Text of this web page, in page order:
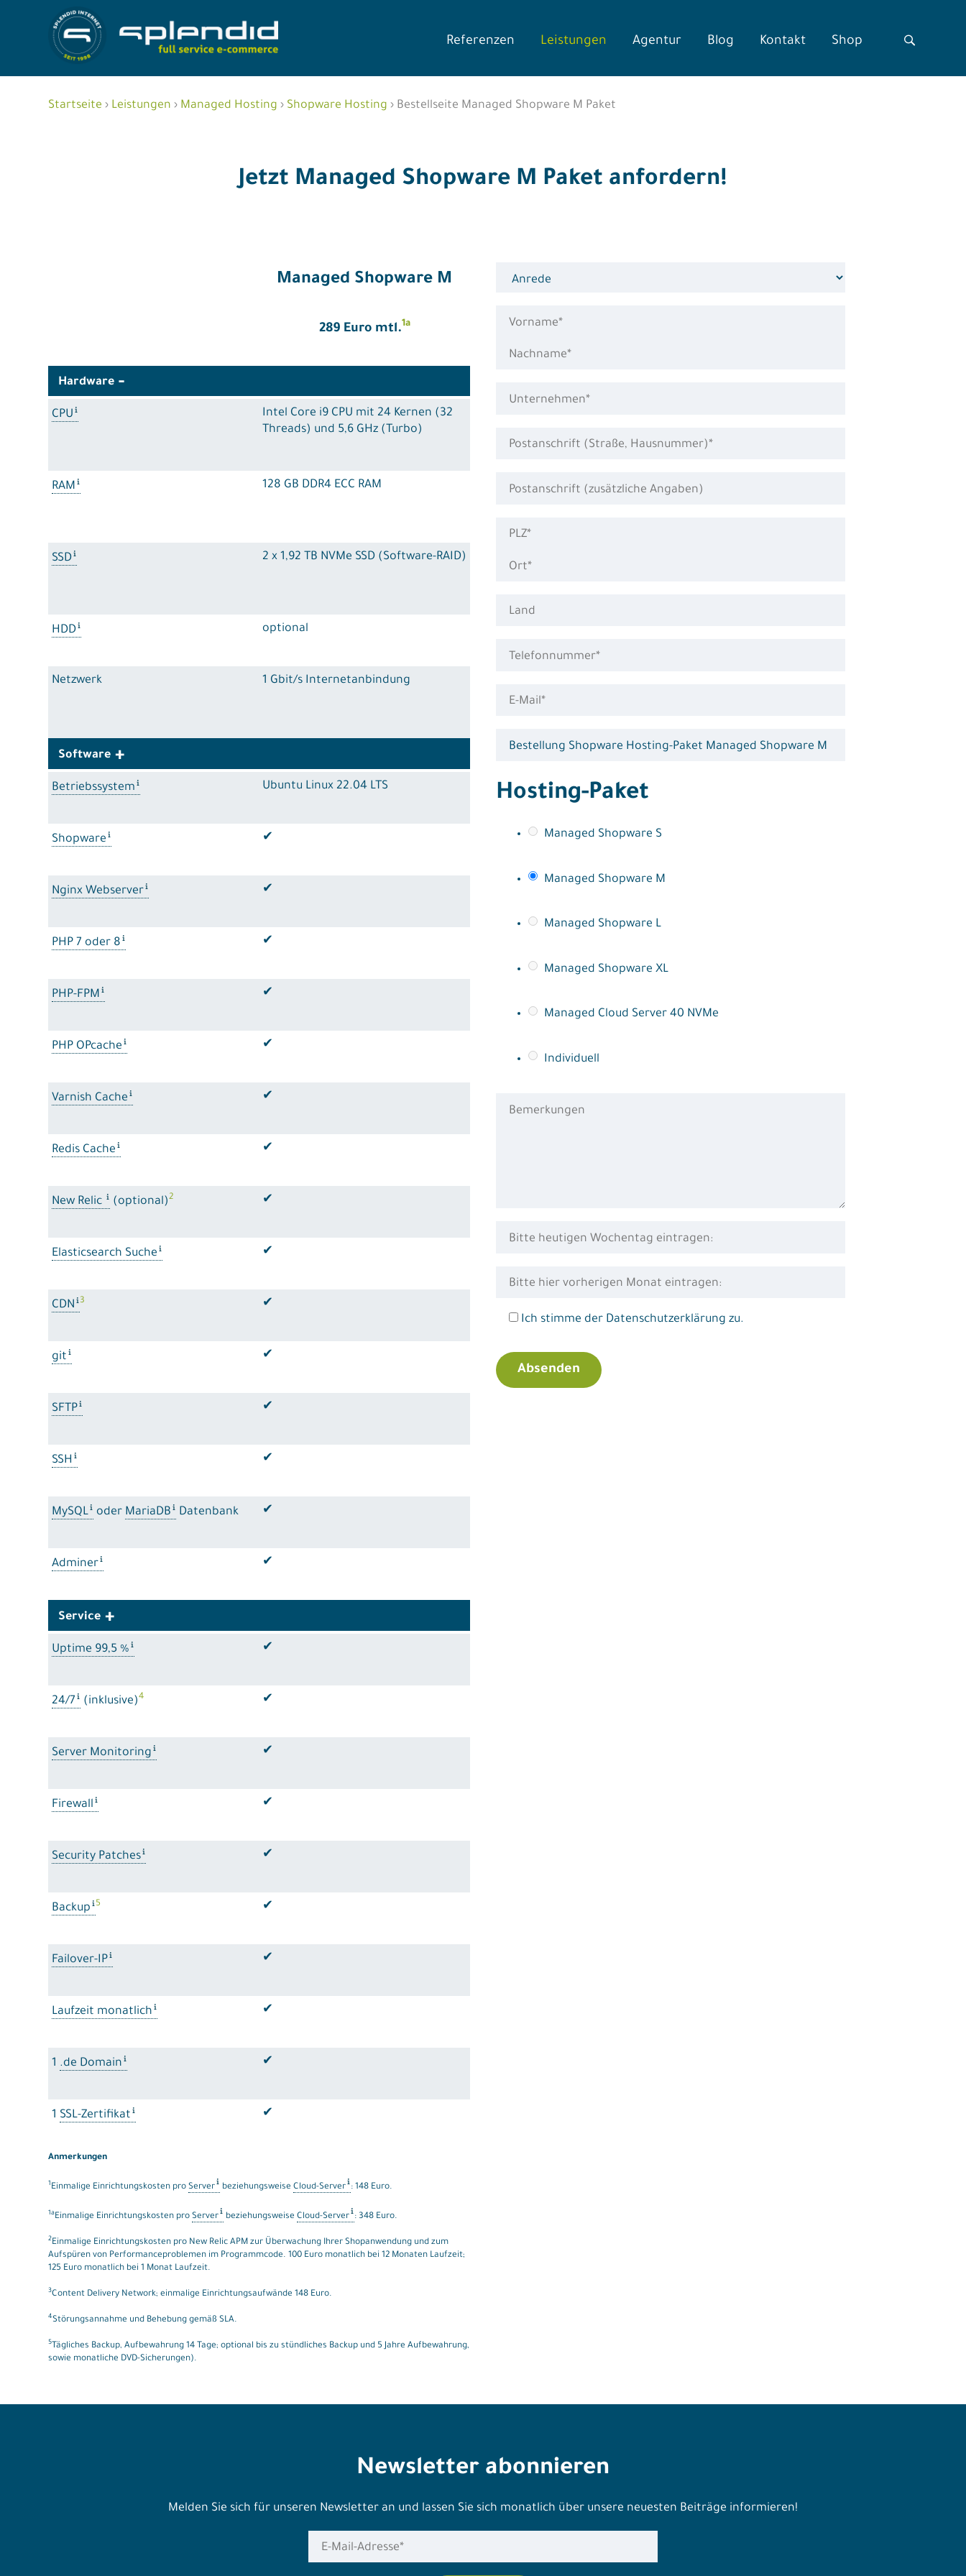
Skip
Referenzen Leistungen Agentur Blog Kontakt Shop
Referenzen
Startseite › Leistungen › Managed Hosting › Shopware Hosting › Bestellseite Managed Shopware M Paket
Jetzt Managed Shopware M Paket anfordern!
Hardware
CPU
RAM
SSD
HDD
Netzwerk
Software
Betriebssystem
Shopware
Nginx Webserver
PHP 7 oder 8
PHP-FPM
PHP OPcache
Varnish Cache
Redis Cache
New Relic (optional)2
Elasticsearch Suche
CDN 3
git
SFTP
SSH
MySQL oder MariaDB Datenbank
Adminer
Service
Uptime 99,5 %
24/7 (inklusive)4
Server Monitoring
Firewall
Security Patches
Backup 5
Failover-IP
Laufzeit monatlich
1 .de Domain
1 SSL-Zertifikat
Managed Shopware M
289 Euro mtl.1a
Intel Core i9 CPU mit 24 Kernen (32
Threads) und 5,6 GHz (Turbo)
128 GB DDR4 ECC RAM
2 x 1,92 TB NVMe SSD (Software-RAID)
optional
1 Gbit/s Internetanbindung
Ubuntu Linux 22.04 LTS
✔
✔
✔
✔
✔
✔
✔
✔
✔
✔
✔
✔
✔
✔
✔
✔
✔
✔
✔
✔
✔
✔
✔
✔
✔
Anmerkungen
1Einmalige Einrichtungskosten pro Server beziehungsweise Cloud-Server : 148 Euro.
1aEinmalige Einrichtungskosten pro Server beziehungsweise Cloud-Server : 348 Euro.
2Einmalige Einrichtungskosten pro New Relic APM zur Überwachung Ihrer Shopanwendung und zum
Aufspüren von Performanceproblemen im Programmcode. 100 Euro monatlich bei 12 Monaten Laufzeit;
125 Euro monatlich bei 1 Monat Laufzeit.
3Content Delivery Network; einmalige Einrichtungsaufwände 148 Euro.
4Störungsannahme und Behebung gemäß SLA.
5 Tägliches Backup, Aufbewahrung 14 Tage; optional bis zu stündliches Backup und 5 Jahre Aufbewahrung,
sowie monatliche DVD-Sicherungen).
Hosting-Paket
Managed Shopware S
Managed Shopware M
Managed Shopware L
Managed Shopware XL
Managed Cloud Server 40 NVMe
Individuell
Ich stimme der Datenschutzerklärung zu.
Newsletter abonnieren
Melden Sie sich für unseren Newsletter an und lassen Sie sich monatlich über unsere neuesten Beiträge informieren!